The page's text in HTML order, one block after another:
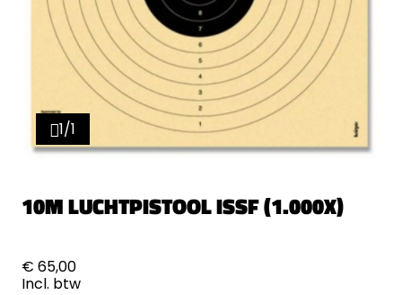
1/1
10M LUCHTPISTOOL ISSF (1.000X)
€ 65,00
Incl. btw